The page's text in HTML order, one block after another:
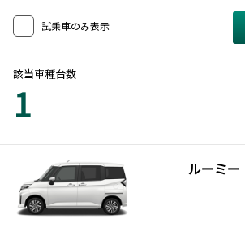
試乗車のみ表示
該当車種台数
1
ルーミー